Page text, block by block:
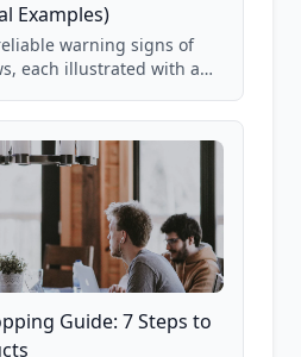
Examples)
warning signs of
each illustrated with a
listings.
Guide: 7 Steps to